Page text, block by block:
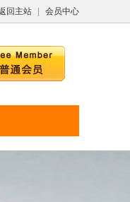
回主站 会员中心